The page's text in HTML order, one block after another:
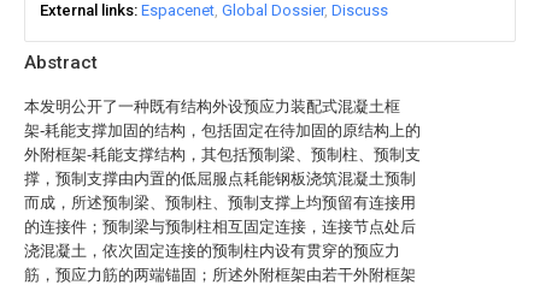
Abstract
本发明公开了一种既有结构外设预应力装配式混凝土框
架‑耗能支撑加固的结构，包括固定在待加固的原结构上的
外附框架‑耗能支撑结构，其包括预制梁、预制柱、预制支
撑，预制支撑由内置的低屈服点耗能钢板浇筑混凝土预制
而成，所述预制梁、预制柱、预制支撑上均预留有连接用
的连接件；预制梁与预制柱相互固定连接，连接节点处后
浇混凝土，依次固定连接的预制柱内设有贯穿的预应力
筋，预应力筋的两端锚固；所述外附框架由若干外附框架
External links Espacenet Global Dossier Discuss